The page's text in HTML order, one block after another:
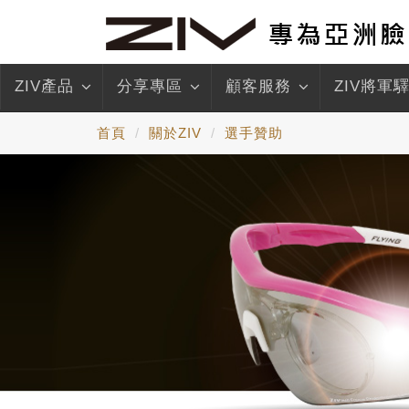
ZIV產品 分享專區 顧客服務 ZIV將軍
首頁 關於ZIV 選手贊助